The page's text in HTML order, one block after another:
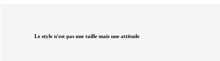
Le style n'est pas une taille mais une attitude